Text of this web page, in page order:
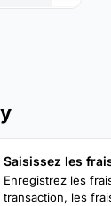
Saisissez les
Enregistrez les
transaction, les